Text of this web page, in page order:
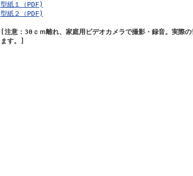
型紙１（PDF)
型紙２（PDF)
[注意：30ｃｍ離れ、家庭用ビデオカメラで撮影・録音。実際
ます。]